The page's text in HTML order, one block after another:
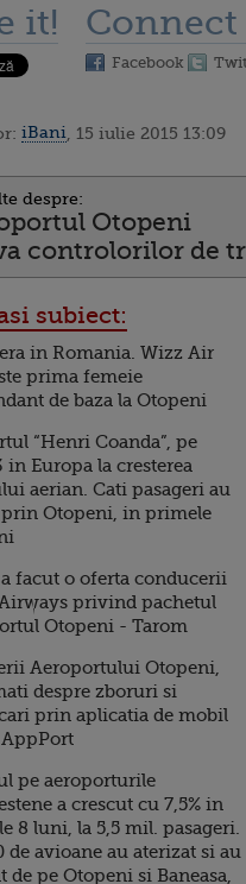
it! Connect
Facebook
iBani , 15 iulie 2015 13:09
despre:
Otopeni
controlorilor de
subiect:
in Romania. Wizz Air
prima femeie
de baza la Otopeni
“Henri Coanda”, pe
in Europa la cresterea
aerian. Cati pasageri au
Otopeni, in primele
facut o oferta conducerii
privind pachetul
Otopeni - Tarom
Aeroportului Otopeni,
despre zboruri si
prin aplicatia de mobil
pe aeroporturile
a crescut cu 7,5% in
8 luni, la 5,5 mil. pasageri.
de avioane au aterizat si au
de pe Otopeni si Baneasa,